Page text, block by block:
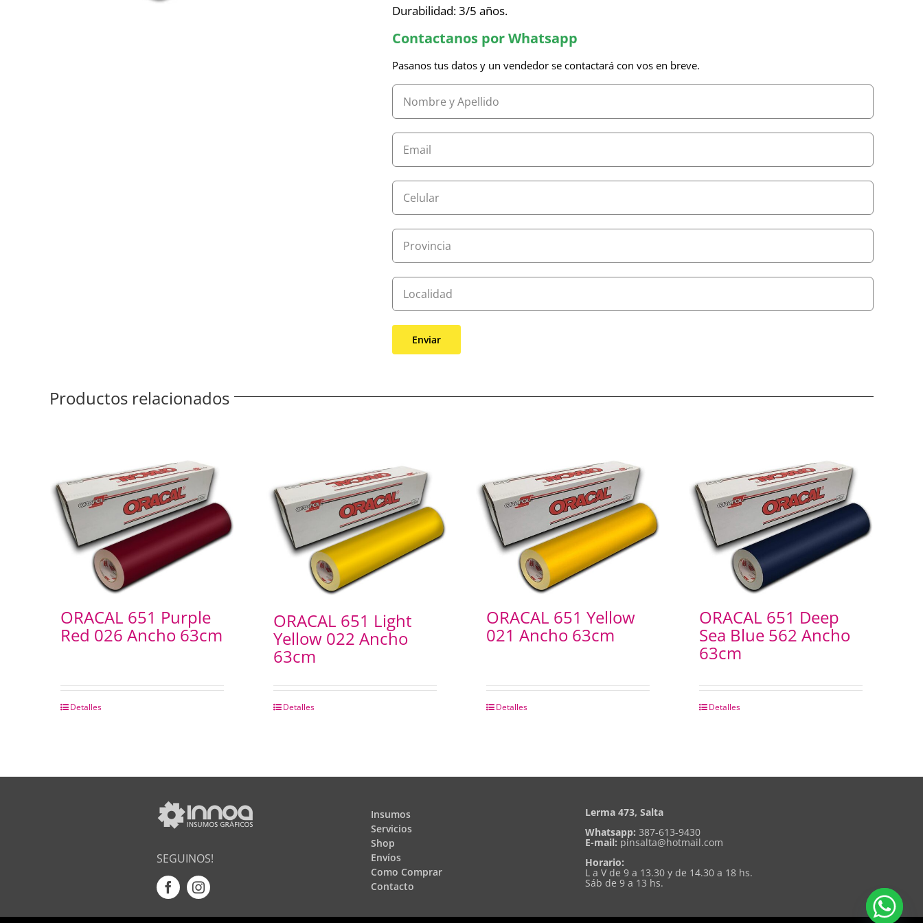
Durabilidad: 3/5 años.
Contactanos por Whatsapp
Pasanos tus datos y un vendedor se contactará con vos en breve.
Productos relacionados
ORACAL 651 Purple
Red 026 Ancho 63cm
Detalles
ORACAL 651 Light
Yellow 022 Ancho
63cm
Detalles
ORACAL 651 Yellow
021 Ancho 63cm
Detalles
ORACAL 651 Deep
Sea Blue 562 Ancho
63cm
Detalles
SEGUINOS!
Insumos
Servicios
Shop
Envíos
Como Comprar
Contacto
Lerma 473, Salta
Whatsapp: 387-613-9430
E-mail: pinsalta@hotmail.com
Horario:
L a V de 9 a 13.30 y de 14.30 a 18 hs.
Sáb de 9 a 13 hs.